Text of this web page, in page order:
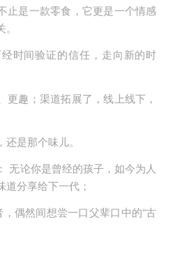
止是一款零食，它更是一个情感
时间验证的信任，走向新的时
更趣；渠道拓展了，线上线下，
是那个味儿。
无论你是曾经的孩子，如今为人
分享给下一代；
偶然间想尝一口父辈口中的“古